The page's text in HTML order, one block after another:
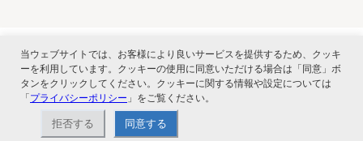
ナカバヤシ株式会社直営のオンラインショップ。アルバム、フォトフレーム、証
書ファイル、文具・事務機器などお取り扱い。2,980円（税込）以上お買い上げ
で送料無料。
当ウェブサイトでは、お客様により良いサービスを提供するため、クッキ
ーを利用しています。クッキーの使用に同意いただける場合は「同意」ボ
タンをクリックしてください。クッキーに関する情報や設定については
「プライバシーポリシー 」をご覧ください。
拒否する 同意する